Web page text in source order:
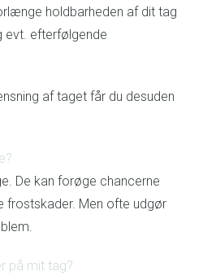
holdbarheden af dit tag
evt. efterfølgende
af taget får du desuden
De kan forøge chancerne
frostskader. Men ofte udgør
på mit tag?